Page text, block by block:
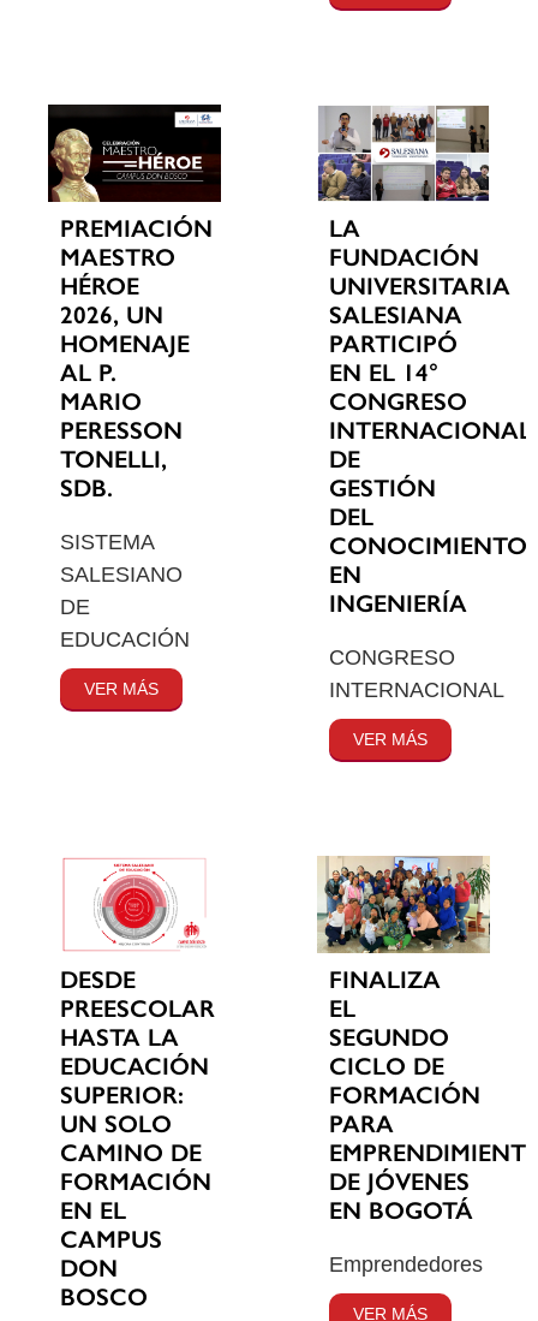
PREMIACIÓN
MAESTRO
HÉROE
2026, UN
HOMENAJE
AL P.
MARIO
PERESSON
TONELLI,
SDB.
SISTEMA
SALESIANO
DE
EDUCACIÓN
VER MÁS
LA
FUNDACIÓN
UNIVERSITARIA
SALESIANA
PARTICIPÓ
EN EL 14°
CONGRESO
INTERNACIONAL
DE
GESTIÓN
DEL
CONOCIMIENTO
EN
INGENIERÍA
CONGRESO
INTERNACIONAL
VER MÁS
DESDE
PREESCOLAR
HASTA LA
EDUCACIÓN
SUPERIOR:
UN SOLO
CAMINO DE
FORMACIÓN
EN EL
CAMPUS
DON
BOSCO
FINALIZA
EL
SEGUNDO
CICLO DE
FORMACIÓN
PARA
DE JÓVENES
EN BOGOTÁ
Emprendedores
VER MÁS